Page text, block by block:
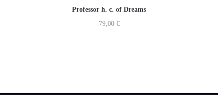
Professor h. c. of Dreams
79,00 €